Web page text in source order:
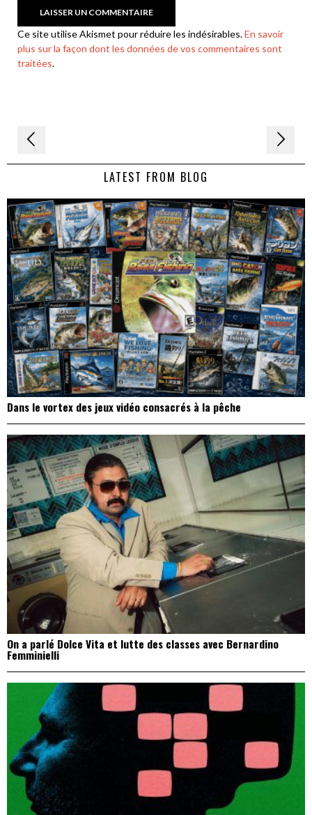
Ce site utilise Akismet pour réduire les indésirables.En savoir
plus sur la façon dont les données de vos commentaires sont
traitées.
Navigation
de LATEST FROM BLOG
Dans le vortex des jeux vidéo consacrés à la pêche
On a parlé Dolce Vita et lutte des classes avec Bernardino
Femminielli